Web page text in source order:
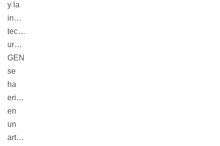
y la
innovación
tecnológica
uruguaya.
GEN
se
ha
erigido
en
un
articulador